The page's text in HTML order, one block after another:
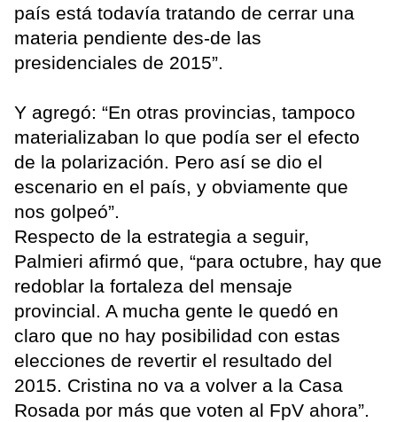
país está todavía tratando de cerrar una
materia pendiente des-de las
presidenciales de 2015”.
Y agregó: “En otras provincias, tampoco
materializaban lo que podía ser el efecto
de la polarización. Pero así se dio el
escenario en el país, y obviamente que
nos golpeó”.
Respecto de la estrategia a seguir,
Palmieri afirmó que, “para octubre, hay que
redoblar la fortaleza del mensaje
provincial. A mucha gente le quedó en
claro que no hay posibilidad con estas
elecciones de revertir el resultado del
2015. Cristina no va a volver a la Casa
Rosada por más que voten al FpV ahora”.